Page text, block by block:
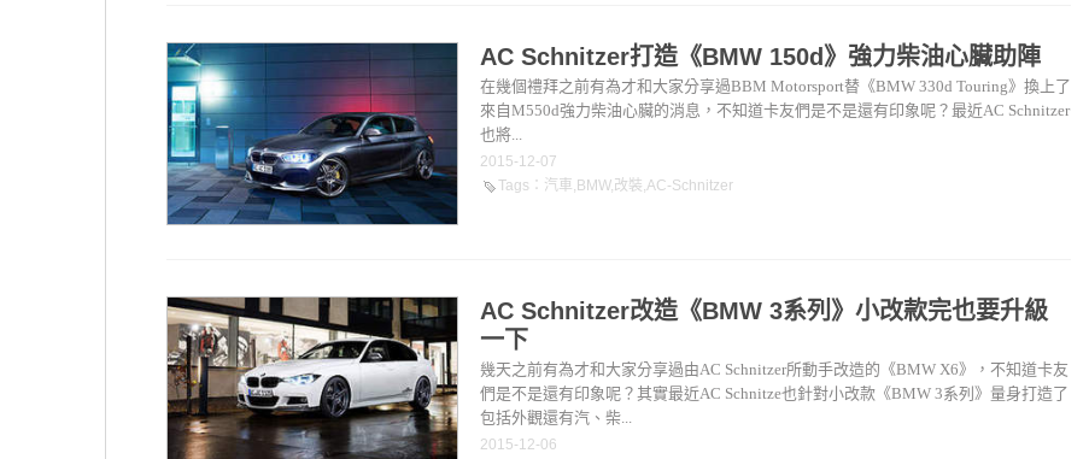
AC Schnitzer打造《BMW 150d》強力柴油心臟助陣
在幾個禮拜之前有為才和大家分享過BBM Motorsport替《BMW 330d Touring》換上了
來自M550d強力柴油心臟的消息，不知道卡友們是不是還有印象呢？最近AC Schnitzer
也將...
2015-12-07
Tags ： 汽車, BMW,改裝,AC-Schnitzer
AC Schnitzer改造《BMW 3系列》小改款完也要升級
一下
幾天之前有為才和大家分享過由AC Schnitzer所動手改造的《BMW X6》，不知道卡友
們是不是還有印象呢？其實最近AC Schnitze也針對小改款《BMW 3系列》量身打造了
包括外觀還有汽、柴...
2015-12-06